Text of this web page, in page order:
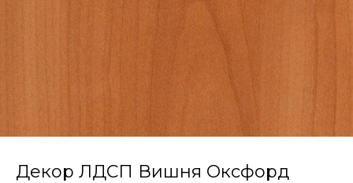
Декор ЛДСП Вишня Оксфорд